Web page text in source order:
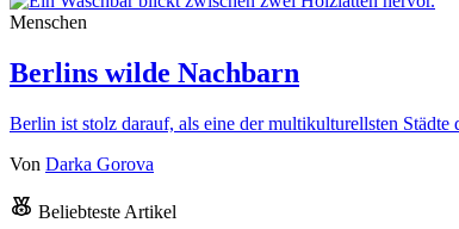
Menschen
Berlins wilde Nachbarn
Berlin ist stolz darauf, als eine der multikulturellsten
Von Darka Gorova
Beliebteste Artikel